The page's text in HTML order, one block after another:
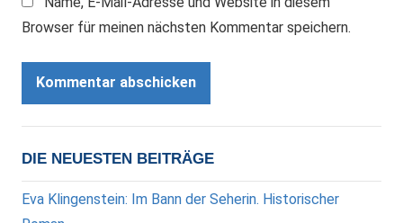
Browser für meinen nächsten Kommentar speichern.
DIE NEUESTEN BEITRÄGE
Eva Klingenstein: Im Bann der Seherin. Historischer